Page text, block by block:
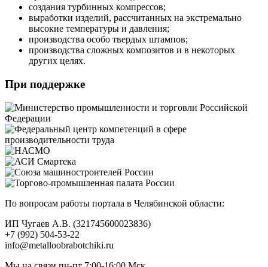
создания турбинных компрессов;
выработки изделий, рассчитанных на экстремально
высокие температуры и давления;
производства особо твердых штампов;
производства сложных композитов и в некоторых
других целях.
При поддержке
По вопросам работы портала в Челябинской области:
ИП Чугаев А.В. (321745600023836)
+7 (992) 504-53-22
info@metalloobrabotchiki.ru